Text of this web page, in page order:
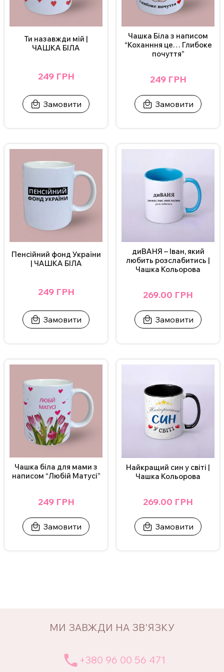
Ти назавжди мій |
ЧАШКА БІЛА
249 ГРН
Замовити
Чашка Біла з написом
“Коханння це… Глибоке
почуття”
249 ГРН
Замовити
Пенсійний фонд України
| ЧАШКА БІЛА
249 ГРН
Замовити
диВАНЯ – Іван, який
любить розслабитись |
Чашка Кольорова
269.00 ГРН
Замовити
Чашка біла для мами з
написом “Любій Матусі”
249 ГРН
Замовити
Найкращий син у світі |
Чашка Кольорова
269.00 ГРН
Замовити
МИ ЗАВЖДИ НА ЗВ'ЯЗКУ
+380 96 00 56 471